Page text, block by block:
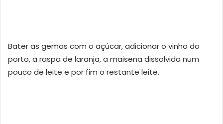
Bater as gemas com o açúcar, adicionar o vinho do
porto, a raspa de laranja, a maisena dissolvida num
pouco de leite e por fim o restante leite.